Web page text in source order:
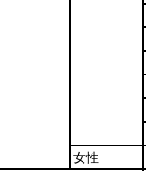
女性